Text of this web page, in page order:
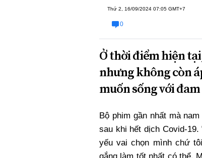
Thứ 2, 16/09/2024 07:05 GMT+7
0
Ở thời điểm hiện
nhưng không còn
muốn sống với
Bộ phim gần nhất mà
sau khi hết dịch Covid-
yếu vai chọn mình chứ